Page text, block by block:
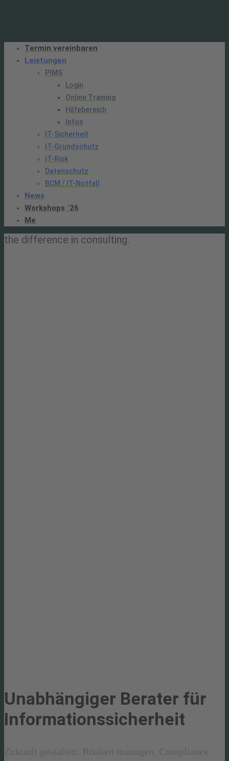
Termin vereinbaren
Leistungen
PIMS
Login
Online Training
Hilfebereich
Infos
IT-Sicherheit
IT-Grundschutz
IT-Risk
Datenschutz
BCM / IT-Notfall
News
Workshops ´26
Me
the difference in consulting.
Unabhängiger Berater für
Informationssicherheit
Zukunft gestalten. Risiken managen. Compliance